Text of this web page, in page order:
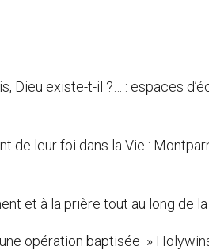
Dieu existe-t-il ?… : espaces
de leur foi dans la Vie :
et à la prière tout au long de
opération baptisée »